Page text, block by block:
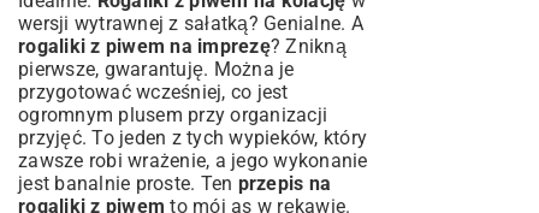
wersji wytrawnej z sałatką? Genialne. A
rogaliki z piwem na imprezę? Znikną
pierwsze, gwarantuję. Można je
przygotować wcześniej, co jest
ogromnym plusem przy organizacji
przyjęć. To jeden z tych wypieków, który
zawsze robi wrażenie, a jego wykonanie
jest banalnie proste. Ten przepis na
rogaliki z piwem to mój as w rękawie.